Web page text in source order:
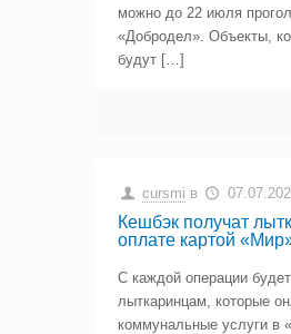
можно до 22 июля
«Добродел». Объекты,
будут […]
cursmi в
Кешбэк получат
оплате картой
С каждой операции
лыткаринцам, которые
коммунальные услуги